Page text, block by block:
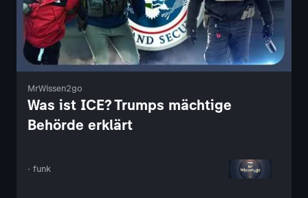
MrWissen2go
Was ist ICE? Trumps mächtige
Behörde erklärt
· funk